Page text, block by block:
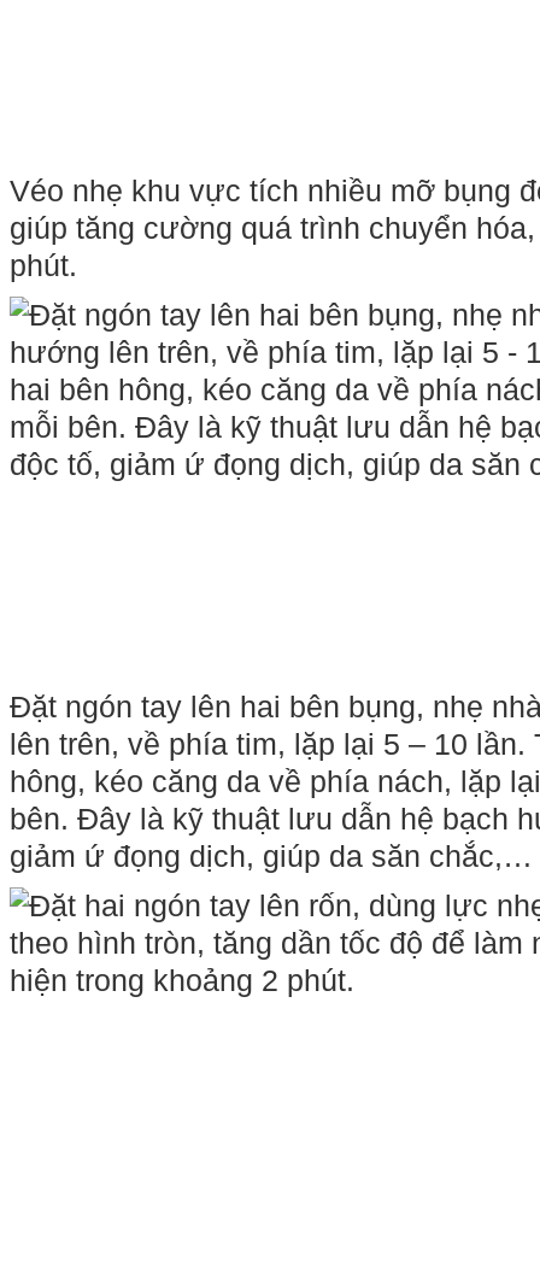
Véo nhẹ khu vực tích nhiều mỡ bụng
giúp tăng cường quá trình chuyển
phút.
Đặt ngón tay lên hai bên bụng, nhẹ
lên trên, về phía tim, lặp lại 5 – 10
hông, kéo căng da về phía nách, lặp
bên. Đây là kỹ thuật lưu dẫn hệ bạch
giảm ứ đọng dịch, giúp da săn chắc,…